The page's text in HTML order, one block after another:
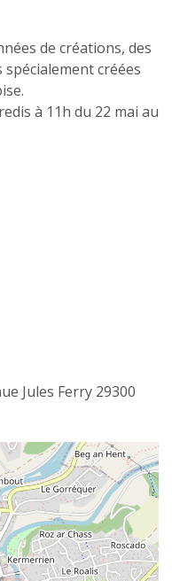
de créations, des
créées
à 11h du 22 mai au
Jules Ferry 29300